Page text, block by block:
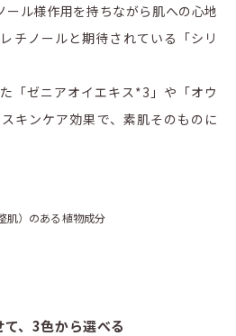
ール様作用を持ちながら肌への心地
チノールと期待されている「シリ
「ゼニアオイエキス*3」や「オウ
キンケア効果で、素肌そのものに
肌）のある植物成分
、3色から選べる